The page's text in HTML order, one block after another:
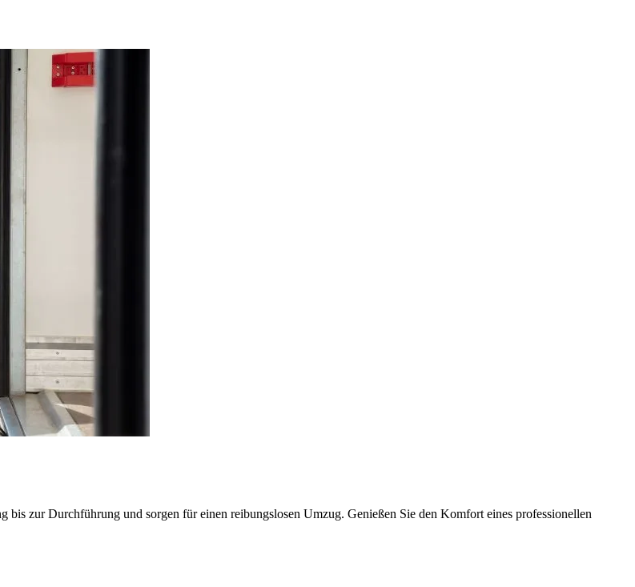
bis zur Durchführung und sorgen für einen reibungslosen Umzug. Genießen Sie den Komfort eines professionellen